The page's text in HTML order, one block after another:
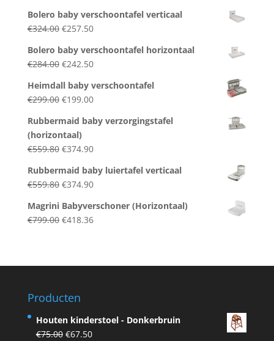
was:
€1,130.00.
is:
Bolero baby verschoontafel verticaal
€324.00 Original
was:
€324.00.
€257.50Current
is:
€257.50.
Bolero baby verschoontafel horizontaal
€284.00 Original
was:
€284.00.
€242.50Current
is:
€242.50.
Heimdall baby verschoontafel
€299.00 Original
was:
€299.00.
€199.00Current
is:
Rubbermaid baby verzorgingstafel
(horizontaal)
€559.80 Original
was:
€559.80.
€374.90Current
is:
€374.90.
Rubbermaid baby luiertafel verticaal
€559.80 Original
was:
€559.80.
€374.90Current
is:
€374.90.
Magrini Babyverschoner (Horizontaal)
€799.00 Original
€418.36Current
Producten
Houten kinderstoel - Donkerbruin
€75.00 Original
€67.50Current